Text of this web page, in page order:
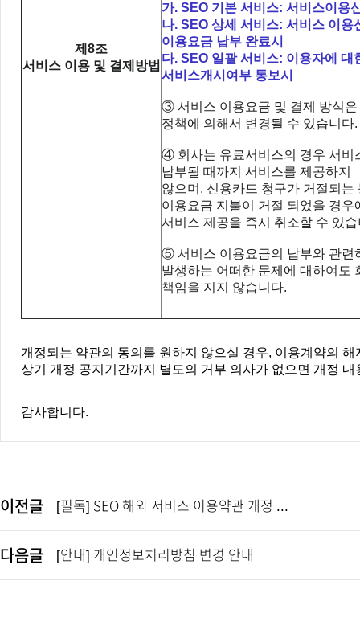
제8조
서비스 이용 및 결제방법
가. SEO 기본 서비스: 서비스이용
나. SEO 상세 서비스: 서비스 이용
이용요금 납부 완료시
다. SEO 일괄서비스: 이용자에 대
서비스개시여부 통보시
③ 서비스 이용요금 및 결제 방식은
정책에 의해서 변경될 수 있습니다.
④ 회사는 유료서비스의 경우 서비
납부될 때까지 서비스를 제공하지
않으며 , 신용카드 청구가 거절되는
이용요금 지불이 거절 되었을 경우
서비스 제공을 즉시 취소할 수 있
⑤ 서비스 이용요금의 납부와 관련
발생하는 어떠한 문제에 대하여도
책임을 지지 않습니다.
개정되는 약관의 동의를 원하지 않으실 경우, 이용계약의
상기 개정 공지기간까지 별도의 거부 의사가 없으면 개정
감사합니다.
이전글 [필독] SEO 해외 서비스 이용약관 개정 ...
다음글 [안내] 개인정보처리방침 변경 안내